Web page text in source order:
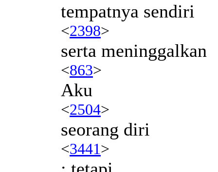
tempatnya sendiri
<2398>
serta meninggalkan
<863>
Aku
<2504>
seorang diri
<3441>